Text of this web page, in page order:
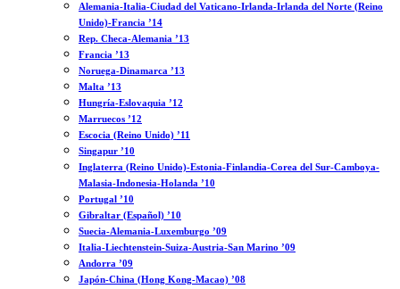
Alemania-Italia-Ciudad del Vaticano-Irlanda-Irlanda del Norte (Reino
Unido)-Francia ’14
Rep. Checa-Alemania ’13
Francia ’13
Noruega-Dinamarca ’13
Malta ’13
Hungría-Eslovaquia ’12
Marruecos ’12
Escocia (Reino Unido) ’11
Singapur ’10
Inglaterra (Reino Unido)-Estonia-Finlandia-Corea del Sur-Camboya-
Malasia-Indonesia-Holanda ’10
Portugal ’10
Gibraltar (Español) ’10
Suecia-Alemania-Luxemburgo ’09
Italia-Liechtenstein-Suiza-Austria-San Marino ’09
Andorra ’09
Japón-China (Hong Kong-Macao) ’08